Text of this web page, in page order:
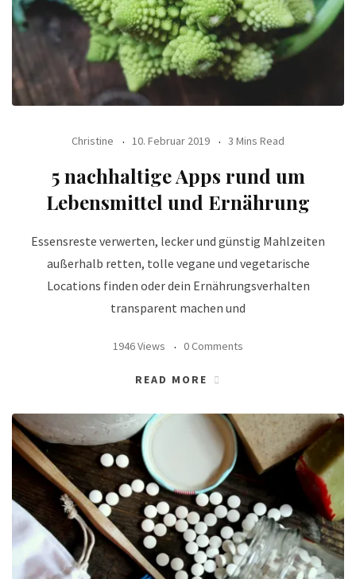
Christine 10. Februar 2019 3 Mins Read
5 nachhaltige Apps rund um
Lebensmittel und Ernährung
Essensreste verwerten, lecker und günstig Mahlzeiten
außerhalb retten, tolle vegane und vegetarische
Locations finden oder dein Ernährungsverhalten
transparent machen und
1946 Views 0 Comments
READ MORE